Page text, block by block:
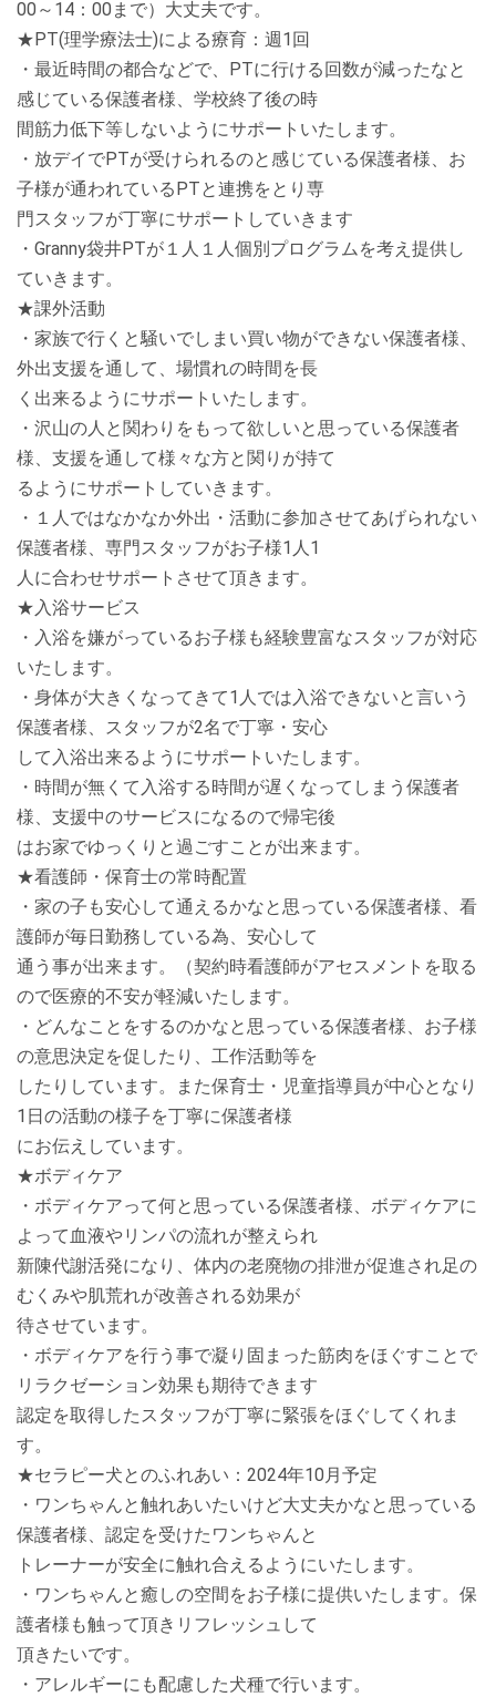
00～14：00まで）大丈夫です。
★PT(理学療法士)による療育：週1回
・最近時間の都合などで、PTに行ける回数が減ったなと
感じている保護者様、学校終了後の時
間筋力低下等しないようにサポートいたします。
・放デイでPTが受けられるのと感じている保護者様、お
子様が通われているPTと連携をとり専
門スタッフが丁寧にサポートしていきます
・Granny袋井PTが１人１人個別プログラムを考え提供し
ていきます。
★課外活動
・家族で行くと騒いでしまい買い物ができない保護者様、
外出支援を通して、場慣れの時間を長
く出来るようにサポートいたします。
・沢山の人と関わりをもって欲しいと思っている保護者
様、支援を通して様々な方と関りが持て
るようにサポートしていきます。
・１人ではなかなか外出・活動に参加させてあげられない
保護者様、専門スタッフがお子様1人1
人に合わせサポートさせて頂きます。
★入浴サービス
・入浴を嫌がっているお子様も経験豊富なスタッフが対応
いたします。
・身体が大きくなってきて1人では入浴できないと言いう
保護者様、スタッフが2名で丁寧・安心
して入浴出来るようにサポートいたします。
・時間が無くて入浴する時間が遅くなってしまう保護者
様、支援中のサービスになるので帰宅後
はお家でゆっくりと過ごすことが出来ます。
★看護師・保育士の常時配置
・家の子も安心して通えるかなと思っている保護者様、看
護師が毎日勤務している為、安心して
通う事が出来ます。（契約時看護師がアセスメントを取る
ので医療的不安が軽減いたします。
・どんなことをするのかなと思っている保護者様、お子様
の意思決定を促したり、工作活動等を
したりしています。また保育士・児童指導員が中心となり
1日の活動の様子を丁寧に保護者様
にお伝えしています。
★ボディケア
・ボディケアって何と思っている保護者様、ボディケアに
よって血液やリンパの流れが整えられ
新陳代謝活発になり、体内の老廃物の排泄が促進され足の
むくみや肌荒れが改善される効果が
待させています。
・ボディケアを行う事で凝り固まった筋肉をほぐすことで
リラクゼーション効果も期待できます
認定を取得したスタッフが丁寧に緊張をほぐしてくれま
す。
★セラピー犬とのふれあい：2024年10月予定
・ワンちゃんと触れあいたいけど大丈夫かなと思っている
保護者様、認定を受けたワンちゃんと
トレーナーが安全に触れ合えるようにいたします。
・ワンちゃんと癒しの空間をお子様に提供いたします。保
護者様も触って頂きリフレッシュして
頂きたいです。
・アレルギーにも配慮した犬種で行います。